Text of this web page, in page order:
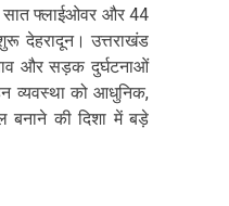
सात फ्लाईओवर और 44
देहरादून। उत्तराखंड
और सड़क दुर्घटनाओं
व्यवस्था को आधुनिक,
बनाने की दिशा में बड़े